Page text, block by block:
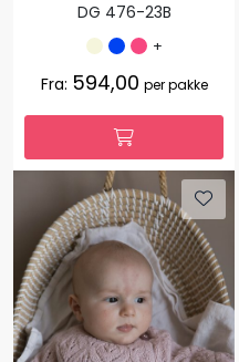
DG 476-23B
+
Fra: 594,00 per pakke